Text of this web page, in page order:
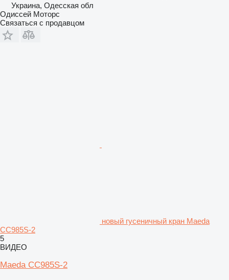
Украина, Одесская обл
Одиссей Моторс
Связаться с продавцом
новый гусеничный кран Maeda
CC985S-2
5
ВИДЕО
Maeda CC985S-2